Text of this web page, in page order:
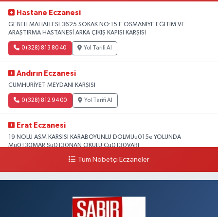
Hastane Eczanesi
GEBELİ MAHALLESİ 3625 SOKAK NO:15 E OSMANİYE EĞİTİM VE
ARAŞTIRMA HASTANESİ ARKA ÇIKIŞ KAPISI KARŞISI
0 (328) 813 80 40 Yol Tarifi Al
Andırın Eczanesi
CUMHURİYET MEYDANI KARŞISI
0 (328) 812 94 00 Yol Tarifi Al
Erat Eczanesi
19 NOLU ASM KARSISI KARABOYUNLU DOLMUu015e YOLUNDA
Mu0130MAR Su0130NAN OKULU Cu0130VARI
Yol Tarifi Al
Tüm Nöbetçi Eczaneler